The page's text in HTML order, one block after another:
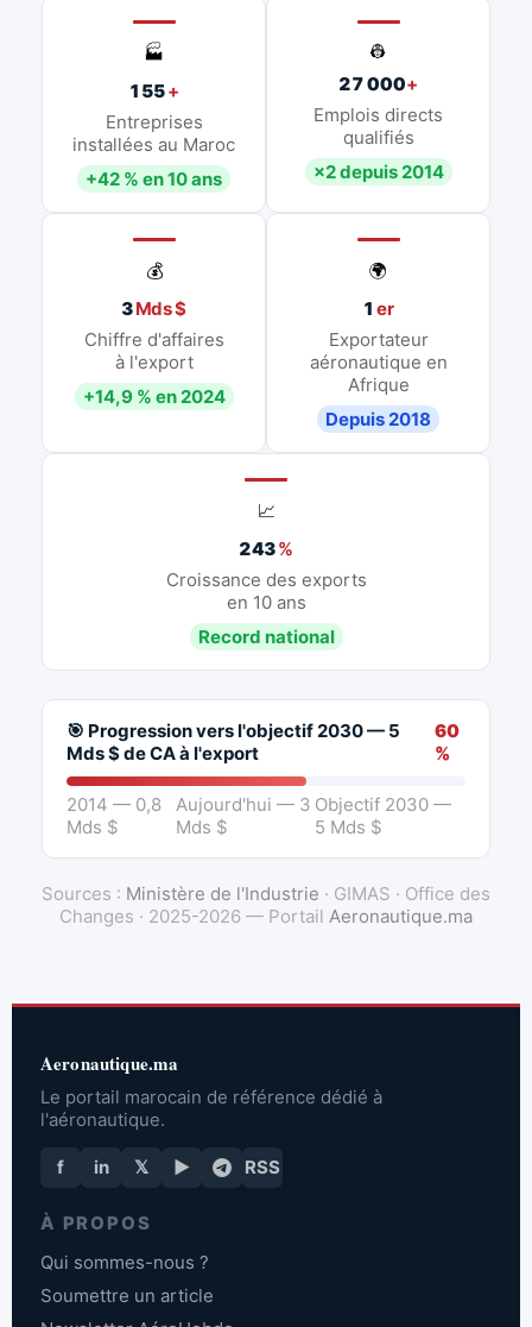
🏭
155+
Entreprises
installées au Maroc
+42 % en 10 ans
👷
27 000+
Emplois directs
qualifiés
×2 depuis 2014
💰
3Mds $
Chiffre d'affaires
à l'export
+14,9 % en 2024
🌍
1 er
Exportateur
aéronautique en
Afrique
Depuis 2018
📈
243%
Croissance des exports
en 10 ans
Record national
🎯 Progression vers l'objectif 2030 — 5
Mds $ de CA à l'export
60
%
2014 — 0,8
Mds $
Aujourd'hui — 3
Mds $
Objectif 2030 —
5 Mds $
Sources : Ministère de l'Industrie · GIMAS · Office des
Changes · 2025-2026 — Portail Aeronautique.ma
Aeronautique.ma
Le portail marocain de référence dédié à
l'aéronautique.
f in 𝕏 ▶ RSS
À PROPOS
Qui sommes-nous ?
Soumettre un article